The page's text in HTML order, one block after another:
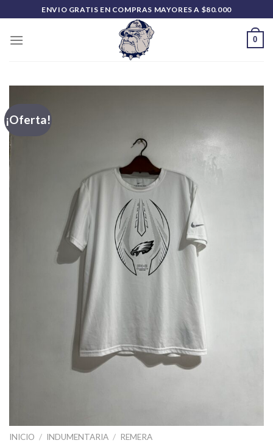
al
contenido
ENVIO GRATIS EN COMPRAS MAYORES A $80.000
0
¡Oferta!
INICIO / INDUMENTARIA / REMERA